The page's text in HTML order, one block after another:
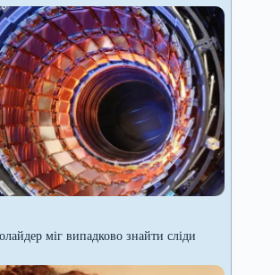
міг випадково знайти сліди